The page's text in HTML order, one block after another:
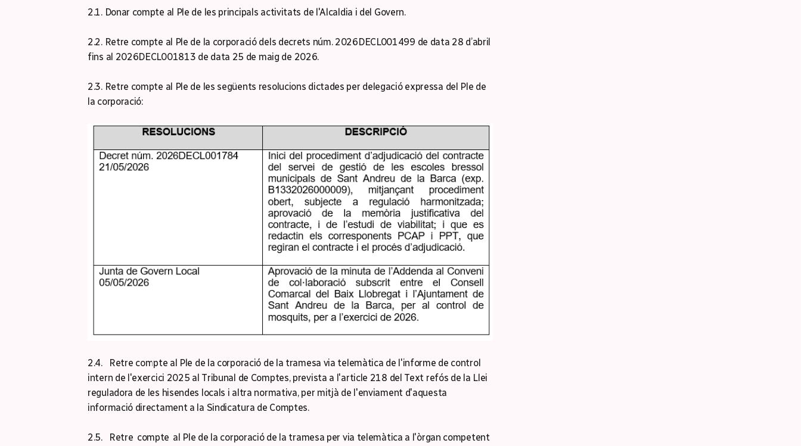
2.1. Donar compte al Ple de les principals activitats de l'Alcaldia i del Govern.
2.2. Retre compte al Ple de la corporació dels decrets núm. 2026DECL001499 de data 28 d’abril
fins al 2026DECL001813 de data 25 de maig de 2026.
2.3. Retre compte al Ple de les següents resolucions dictades per delegació expressa del Ple de
la corporació:
2.4. Retre compte al Ple de la corporació de la tramesa via telemàtica de l'informe de control
intern de l'exercici 2025 al Tribunal de Comptes, prevista a l'article 218 del Text refós de la Llei
reguladora de les hisendes locals i altra normativa, per mitjà de l'enviament d'aquesta
informació directament a la Sindicatura de Comptes.
2.5. Retre compte al Ple de la corporació de la tramesa per via telemàtica a l'òrgan competent